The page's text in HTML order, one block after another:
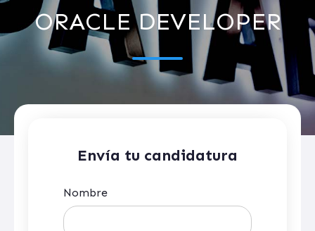
ORACLE DEVELOPER
Envía tu candidatura
Nombre